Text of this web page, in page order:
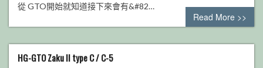
從 GTO開始就知道接下來會有&#82…
Read More >>
HG-GTO Zaku II type C / C-5